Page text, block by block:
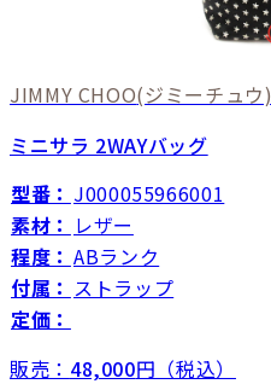
JIMMY CHOO(ジミーチュウ)
ミニサラ 2WAYバッグ
型番： J000055966001
素材： レザー
程度： ABランク
付属： ストラップ
定価：
販売： 48,000円（税込）